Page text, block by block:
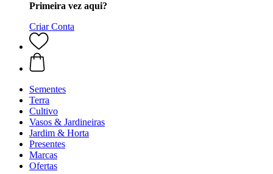
Primeira vez aqui?
Criar Conta
Sementes
Terra
Cultivo
Vasos & Jardineiras
Jardim & Horta
Presentes
Marcas
Ofertas